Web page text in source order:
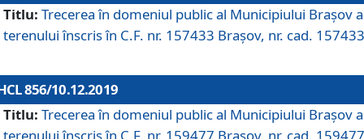
Titlu: Trecerea în domeniul public al Municipiului Braşov a
terenului înscris în C.F. nr. 157433 Brașov, nr. cad.
856/10.12.2019
Titlu: Trecerea în domeniul public al Municipiului Braşov a